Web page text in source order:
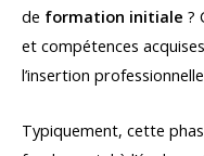
de formation initiale ?
et compétences
l’insertion
Typiquement, cette